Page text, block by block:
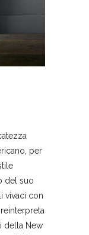
per
del suo
vivaci con
della New